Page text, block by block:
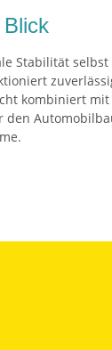
Stabilität
kombiniert
den